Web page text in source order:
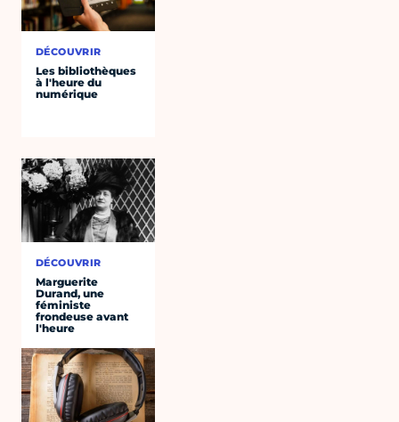
DÉCOUVRIR
Les bibliothèques
à l'heure du
numérique
DÉCOUVRIR
Marguerite
Durand, une
féministe
frondeuse avant
l'heure